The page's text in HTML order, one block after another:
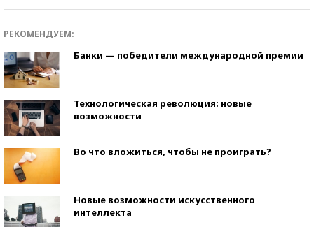
РЕКОМЕНДУЕМ:
Банки — победители международной премии
Технологическая революция: новые
возможности
Во что вложиться, чтобы не проиграть?
Новые возможности искусственного
интеллекта